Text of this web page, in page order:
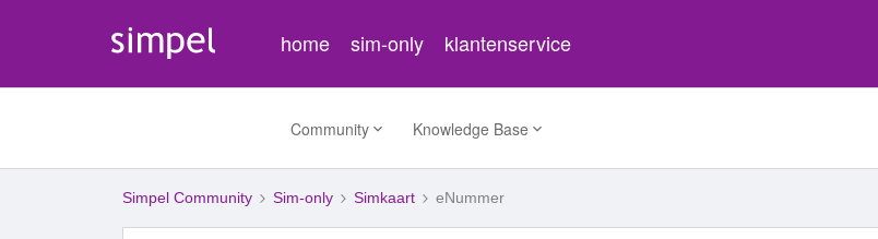
home sim-only klantenservice
Community Knowledge Base
Simpel Community Sim-only Simkaart eNummer